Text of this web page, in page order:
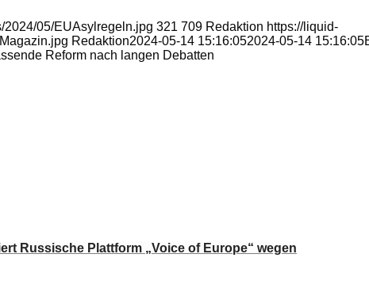
2024/05/EUAsylregeln.jpg 321 709 Redaktion https://liquid-
Redaktion2024-05-14 15:16:052024-05-14 15:16:05
Reform nach langen Debatten
Russische Plattform „Voice of Europe“ wegen